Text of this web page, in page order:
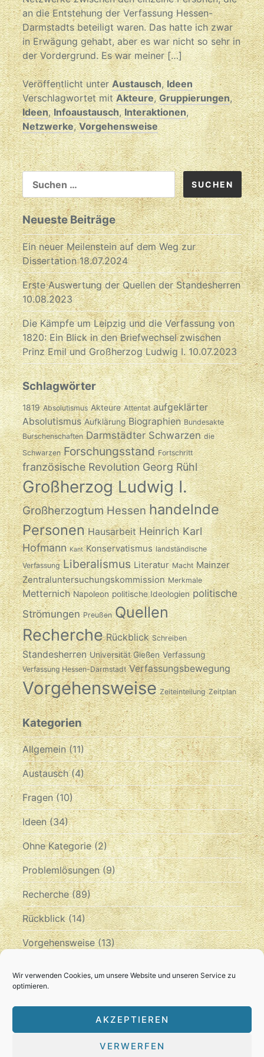
Wir verwenden Cookies, um unsere Website und unseren Service zu
optimieren.
AKZEPTIEREN
VERWERFEN
an die Entstehung der Verfassung Hessen-
Darmstadts beteiligt waren. Das hatte ich zwar
in Erwägung gehabt, aber es war nicht so sehr in
der Vordergrund. Es war meiner […]
Veröffentlicht unter Austausch,Ideen
Verschlagwortet mitAkteure,Gruppierungen,
Ideen,Infoaustausch,Interaktionen,
Netzwerke,Vorgehensweise
SUCHEN
NACH:
Neueste Beiträge
Ein neuer Meilenstein auf dem Weg zur
Dissertation 18.07.2024
Erste Auswertung der Quellen der Standesherren
10.08.2023
Die Kämpfe um Leipzig und die Verfassung von
1820: Ein Blick in den Briefwechsel zwischen
Prinz Emil und Großherzog Ludwig I. 10.07.2023
Schlagwörter
1819 Absolutismus Akteure Attentat aufgeklärter
Absolutismus Aufklärung Biographien Bundesakte
Burschenschaften Darmstädter Schwarzen die
Schwarzen Forschungsstand Fortschritt
französische Revolution Georg Rühl
Großherzog Ludwig I.
Großherzogtum Hessen handelnde
Personen Hausarbeit Heinrich Karl
Hofmann Kant Konservatismus landständische
Verfassung Liberalismus Literatur Macht Mainzer
Zentraluntersuchungskommission Merkmale
Metternich Napoleon politische Ideologien politische
Strömungen Preußen Quellen
Recherche Rückblick Schreiben
Standesherren Universität Gießen Verfassung
Verfassung Hessen-Darmstadt Verfassungsbewegung
Vorgehensweise Zeiteinteilung Zeitplan
Kategorien
Allgemein(11)
Austausch(4)
Fragen(10)
Ideen(34)
Ohne Kategorie(2)
Problemlösungen(9)
Recherche(89)
Rückblick(14)
Vorgehensweise(13)